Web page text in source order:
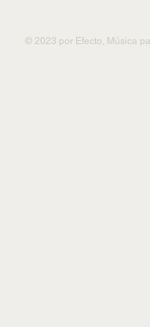
© 2023 por Efecto, Música